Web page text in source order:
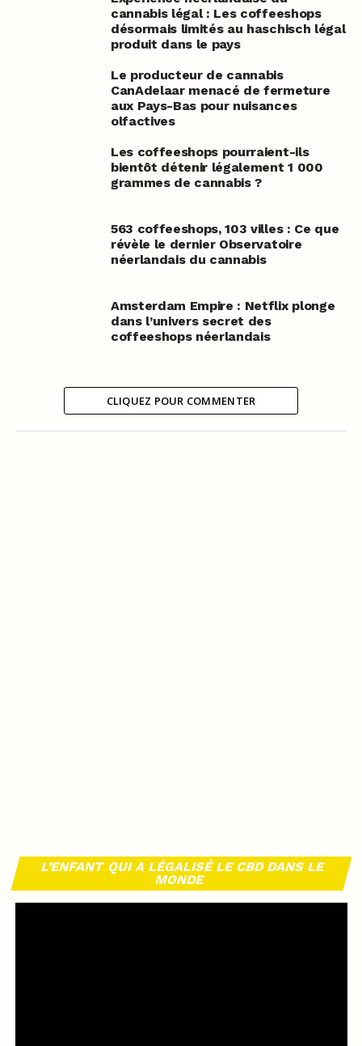
cannabis légal : Les coffeeshops
désormais limités au haschisch légal
produit dans le pays
Le producteur de cannabis
CanAdelaar menacé de fermeture
aux Pays-Bas pour nuisances
olfactives
Les coffeeshops pourraient-ils
bientôt détenir légalement 1 000
grammes de cannabis ?
563 coffeeshops, 103 villes : Ce que
révèle le dernier Observatoire
néerlandais du cannabis
Amsterdam Empire : Netflix plonge
dans l’univers secret des
coffeeshops néerlandais
CLIQUEZ POUR COMMENTER
L’ENFANT QUI A LÉGALISÉ LE CBD DANS LE
MONDE